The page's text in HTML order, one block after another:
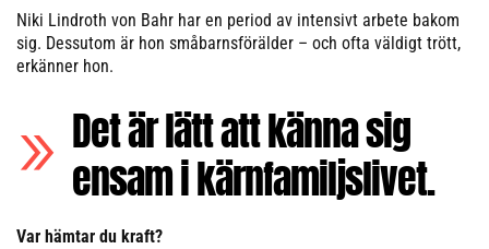
Niki Lindroth von Bahr har en period av intensivt arbete bakom
sig. Dessutom är hon småbarnsförälder – och ofta väldigt trött,
erkänner hon.
Det är lätt att känna sig
ensam i kärnfamiljslivet.
Var hämtar du kraft?